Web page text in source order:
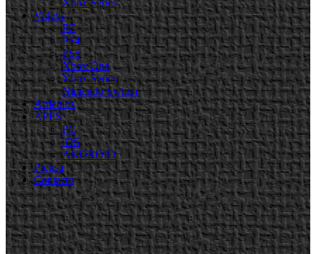
Xbox Series
Videos
PC
PS4
PS5
Xbox One
Xbox Series
Nintendo Switch
Artículos
APPS
PC
iOS
ANDROID
Prensa
Contacto